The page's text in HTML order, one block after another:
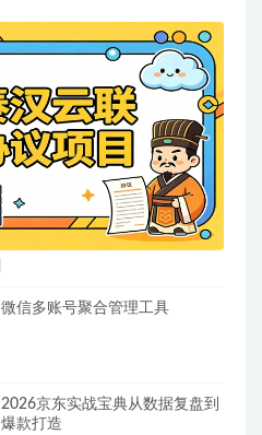
微信多账号聚合管理工具
2026京东实战宝典从数据复盘到
爆款打造